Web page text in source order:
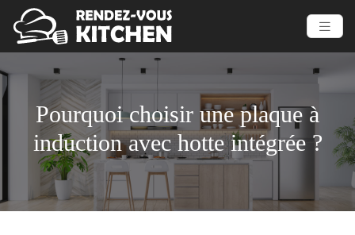
Pourquoi choisir une plaque à
induction avec hotte intégrée ?